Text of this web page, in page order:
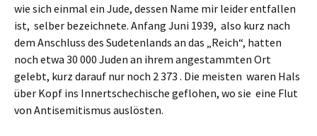
wie sich einmal ein Jude, dessen Name mir leider entfallen
ist, selber bezeichnete. Anfang Juni 1939, also kurz nach
dem Anschluss des Sudetenlands an das „Reich“, hatten
noch etwa 30 000 Juden an ihrem angestammten Ort
gelebt, kurz darauf nur noch 2 373 . Die meisten waren Hals
über Kopf ins Innertschechische geflohen, wo sie eine Flut
von Antisemitismus auslösten.